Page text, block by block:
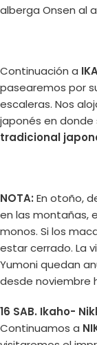
alberga Onsen al
Continuación a
pasearemos por
escaleras. Nos
japonés en donde
tradicional
NOTA: En otoño,
en las montañas,
monos. Si los
estar cerrado. La
Yumoni quedan
desde noviembre
16 SAB. Ikaho-
Continuamos a